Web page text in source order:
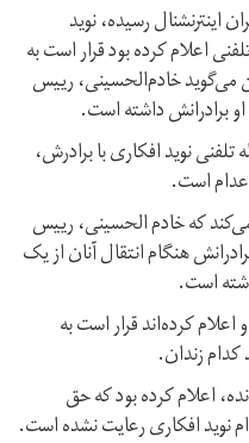
رسیده، نوید
اعلام کرده بود قرار است به
می‌گوید خادم‌الحسینی، رییس
برادرانش داشته است.
نوید افکاری با برادرش،
است.
که خادم الحسینی، رییس
هنگام انتقال آنان از یک
است.
کرده‌اند قرار است به
کدام زندان.
اعلام کرده بود که حق
نوید افکاری رعایت نشده است.